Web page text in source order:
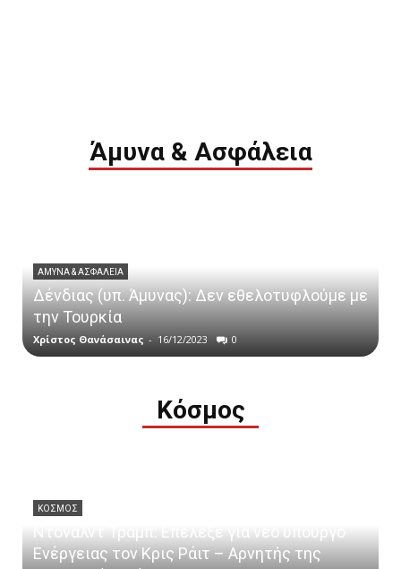
Άμυνα & Ασφάλεια
ΑΜΥΝΑ & ΑΣΦΑΛΕΙΑ
Δένδιας (υπ. Άμυνας): Δεν εθελοτυφλούμε με
την Τουρκία
Χρίστος Θανάσαινας - 16/12/2023 0
Κόσμος
ΚΟΣΜΟΣ
Ντόναλντ Τραμπ: Επέλεξε για νέο υπουργό
Ενέργειας τον Κρις Ράιτ – Αρνητής της